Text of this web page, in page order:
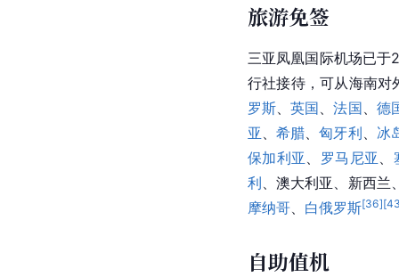
旅游免签
三亚凤凰国际机场已于
行社接待，可从海南
罗斯、英国、法国、 德
亚 、希腊、匈牙利、 冰
保加利亚 、 罗马尼亚 、
利、澳大利亚、新西兰
摩纳哥、 白俄罗斯[36][
自助值机